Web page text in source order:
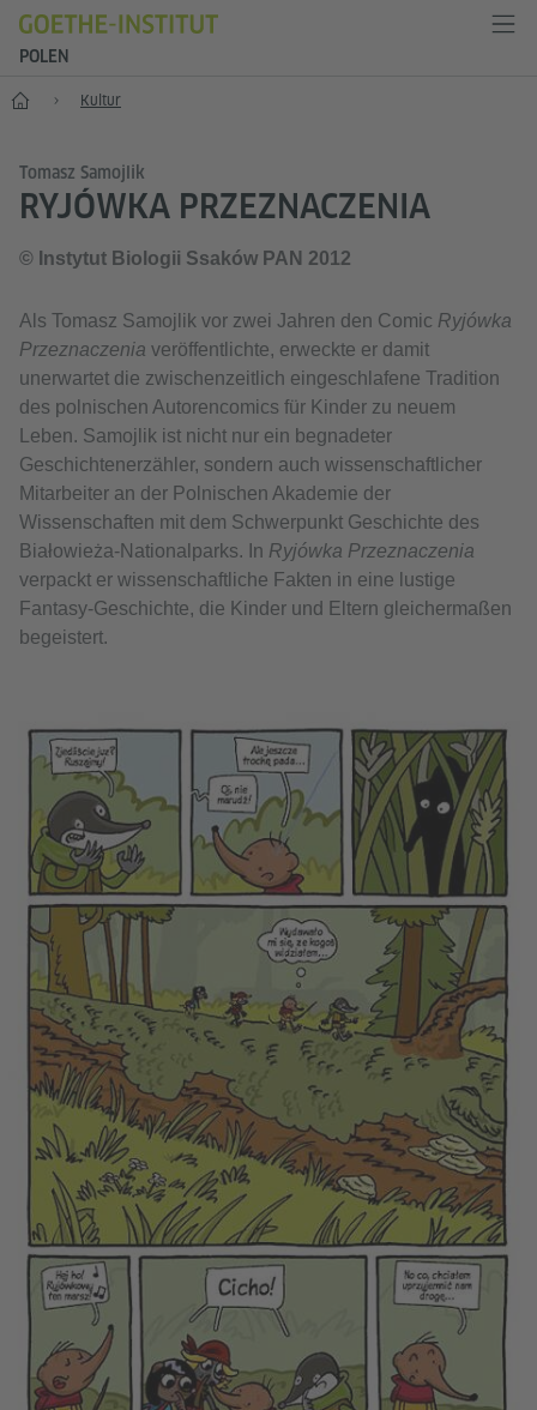
POLEN
Start Kultur
Tomasz Samojlik
RYJÓWKA PRZEZNACZENIA
© Instytut Biologii Ssaków PAN 2012
Als Tomasz Samojlik vor zwei Jahren den Comic Ryjówka
Przeznaczenia veröffentlichte, erweckte er damit
unerwartet die zwischenzeitlich eingeschlafene Tradition
des polnischen Autorencomics für Kinder zu neuem
Leben. Samojlik ist nicht nur ein begnadeter
Geschichtenerzähler, sondern auch wissenschaftlicher
Mitarbeiter an der Polnischen Akademie der
Wissenschaften mit dem Schwerpunkt Geschichte des
Białowieża-Nationalparks. In Ryjówka Przeznaczenia
verpackt er wissenschaftliche Fakten in eine lustige
Fantasy-Geschichte, die Kinder und Eltern gleichermaßen
begeistert.